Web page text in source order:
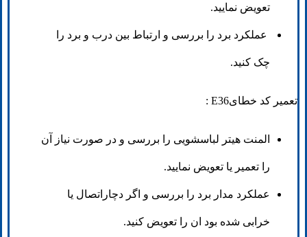
تعویض نمایید.
عملکرد برد را بررسی و ارتباط بین درب و برد را
چک کنید.
تعمیر کد خطایE36 :
المنت هیتر لباسشویی را بررسی و در صورت نیاز آن
را تعمیر یا تعویض نمایید.
عملکرد مدار برد را بررسی و اگر دچاراتصال یا
خرابی شده بود ان را تعویض کنید.